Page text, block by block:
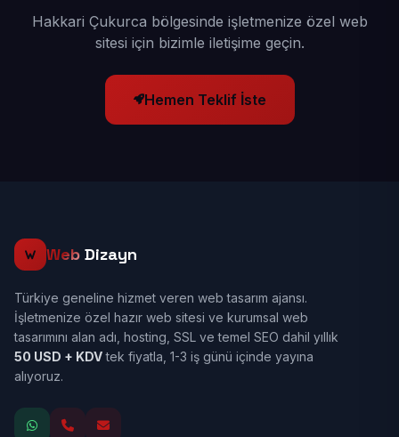
Hakkari Çukurca bölgesinde işletmenize özel web
sitesi için bizimle iletişime geçin.
Hemen Teklif İste
Web Dizayn
Türkiye geneline hizmet veren web tasarım ajansı.
İşletmenize özel hazır web sitesi ve kurumsal web
tasarımını alan adı, hosting, SSL ve temel SEO dahil yıllık
50 USD + KDVtek fiyatla, 1-3 iş günü içinde yayına
alıyoruz.